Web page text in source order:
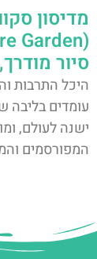
מדיסון
סיור
היכל התרבות
עומדים בליבה
ישנה לעולם,
המפורסמים